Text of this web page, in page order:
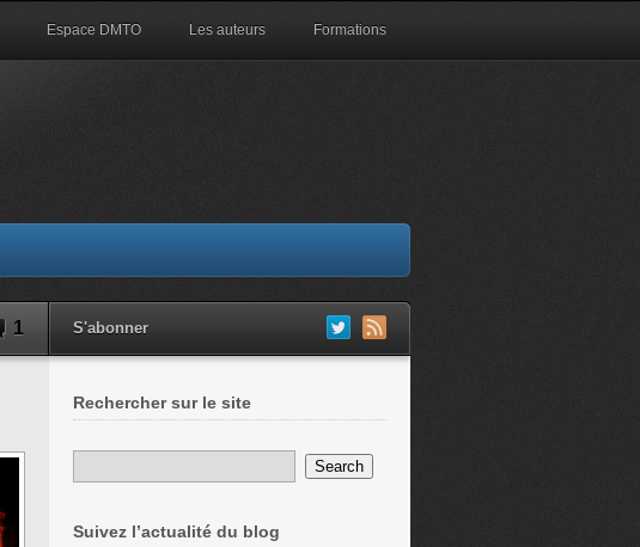
Espace DMTO Les auteurs Formations
1 S'abonner
Rechercher sur le site
Suivez l’actualité du blog